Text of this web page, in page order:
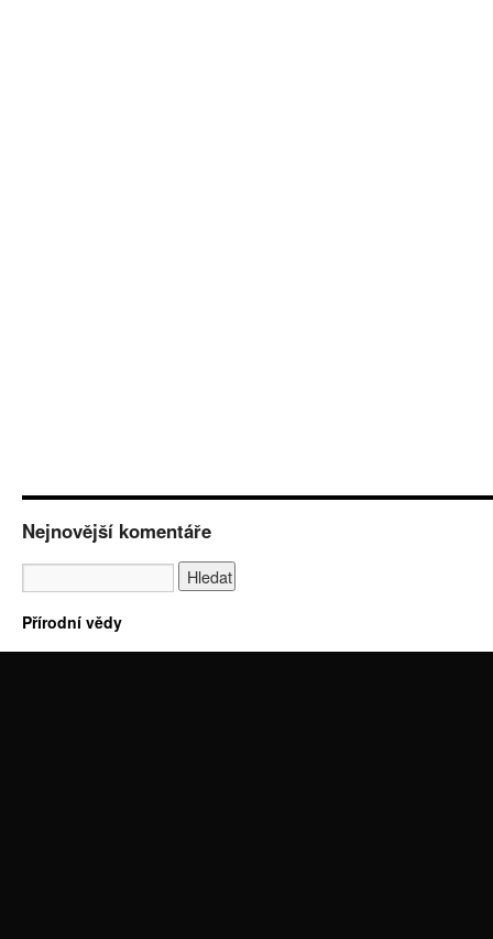
Nejnovější komentáře
Přírodní vědy